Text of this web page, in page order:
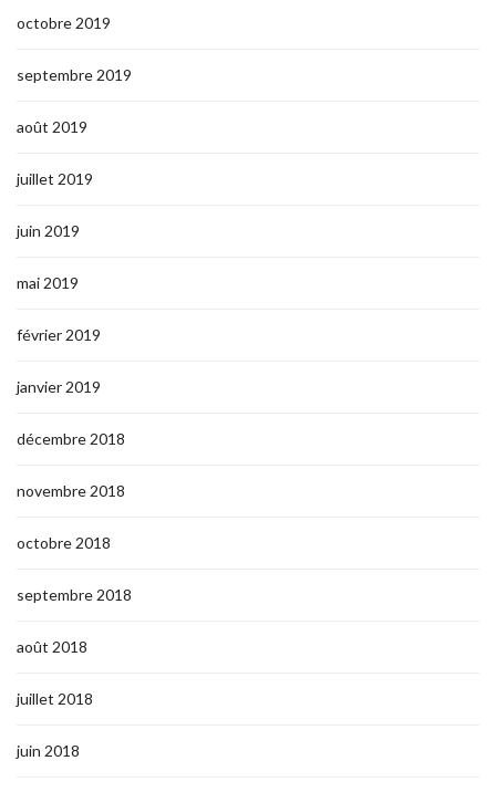
octobre 2019
septembre 2019
août 2019
juillet 2019
juin 2019
mai 2019
février 2019
janvier 2019
décembre 2018
novembre 2018
octobre 2018
septembre 2018
août 2018
juillet 2018
juin 2018